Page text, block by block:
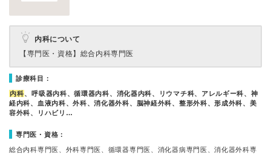
内科について
【専門医・資格】 総合内科専門医
診療科目：
内科、呼吸器内科、循環器内科、消化器内科、リウマチ科、アレルギー科、神
経内科、血液内科、外科、消化器外科、脳神経外科、整形外科、形成外科、美
容外科、リハビリ…
専門医・資格：
総合内科専門医、外科専門医、循環器専門医、消化器病専門医、消化器外科専